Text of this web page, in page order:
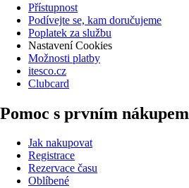
Přístupnost
Podívejte se, kam doručujeme
Poplatek za službu
Nastavení Cookies
Možnosti platby
itesco.cz
Clubcard
Pomoc s prvním nákupem
Jak nakupovat
Registrace
Rezervace času
Oblíbené